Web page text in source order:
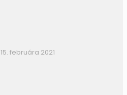
15. februára 2021